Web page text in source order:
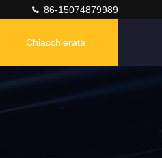
86-15074879989
Chiacchierata